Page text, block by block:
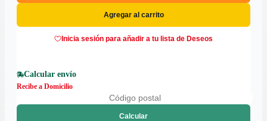
Agregar al carrito
Inicia sesión para añadir a tu lista de Deseos
Calcular envío
Recibe a Domicilio
Calcular